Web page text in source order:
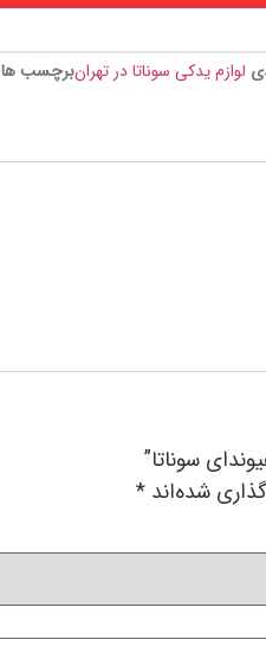
لوازم یدکی سوناتا در تهرانبرچسب ها
سوناتا”
شده‌اند *